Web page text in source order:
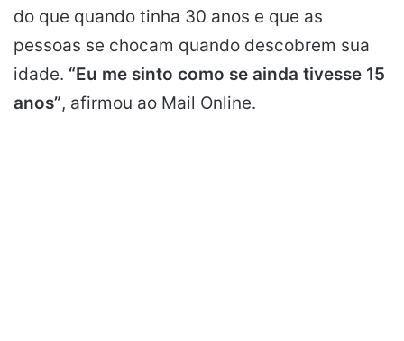
do que quando tinha 30 anos e que as
pessoas se chocam quando descobrem sua
idade. “Eu me sinto como se ainda tivesse 15
anos”, afirmou ao Mail Online.